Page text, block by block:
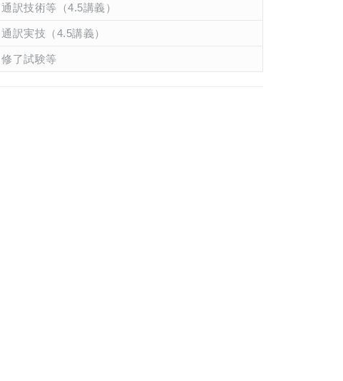
通訳技術等（4.5講義）
通訳実技（4.5講義）
修了試験等